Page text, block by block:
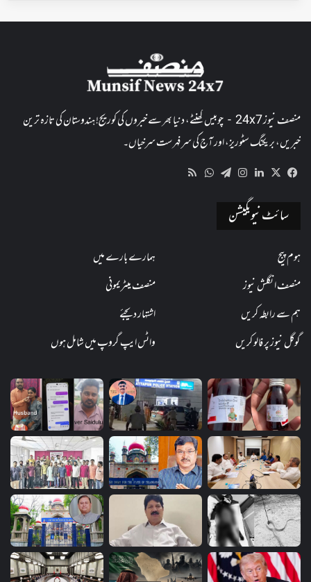
منصف نیوز 24x7 - چوبیس گھنٹے، دنیا بھر سے خبروں کی کوریج! ہندوستان کی تازہ ترین
خبریں، بریکنگ سٹوریز، اور آج کی سرفہرست سرخیاں۔
Facebook
X
LinkedIn
Instagram
Telegram
WhatsApp
سائٹ نیویگیشن
ہوم پیج
ہمارے بارے میں
منصف انگلش نیوز
منصف میٹریمونی
ہم سے رابطہ کریں
اشتہار دیجئے
گوگل نیوز پر فالو کریں
واٹس ایپ گروپ میں شامل ہوں